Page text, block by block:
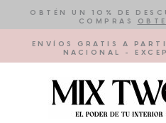
contenido
OBTÉN UN 10% DE
COMPRAS
ENVÍOS GRATIS A
NACIONAL -